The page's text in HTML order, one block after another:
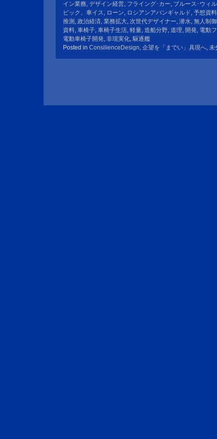
イン業務, デザイン経営, フライング･カー, ブルース･ウィ
ピック、車イス, ローン, ロシアンアバンギャルド, 予想資料
推測 , 政治経済, 業務拡大, 次世代デザイナー, 潜水, 無人制
資料, 車椅子, 車椅子生活, 軽量, 造船分野, 道理, 開発, 電動
電動車椅子開発, 非現実化, 駆逐艦
Posted in ConsilienceDesign, 企望を「までい」具現へ, 未